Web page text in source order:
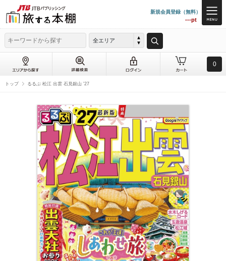
新規会員登録（無料）
---pt
全エリア
0
トップ るるぶ 松江 出雲 石見銀山 '27